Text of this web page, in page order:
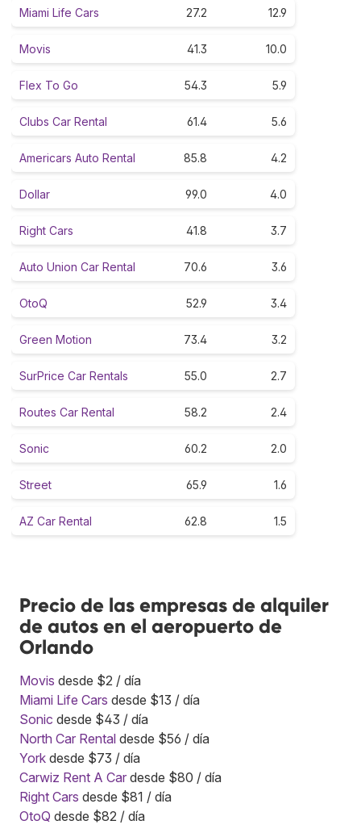
Miami Life Cars 27.2 12.9
Movis 41.3 10.0
Flex To Go 54.3 5.9
Clubs Car Rental 61.4 5.6
Americars Auto Rental 85.8 4.2
Dollar 99.0 4.0
Right Cars 41.8 3.7
Auto Union Car Rental 70.6 3.6
OtoQ 52.9 3.4
Green Motion 73.4 3.2
SurPrice Car Rentals 55.0 2.7
Routes Car Rental 58.2 2.4
Sonic 60.2 2.0
Street 65.9 1.6
AZ Car Rental 62.8 1.5
Precio de las empresas de alquiler
de autos en el aeropuerto de
Orlando
Movis desde $2 / día
Miami Life Cars desde $13 / día
Sonic desde $43 / día
North Car Rental desde $56 / día
York desde $73 / día
Carwiz Rent A Car desde $80 / día
Right Cars desde $81 / día
OtoQ desde $82 / día